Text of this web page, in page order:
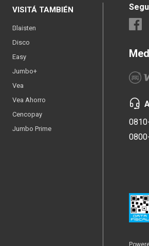
VISITÁ TAMBIÉN
Blaisten
Disco
Easy
Jumbo+
Vea
Vea Ahorro
Cencopay
Jumbo Prime